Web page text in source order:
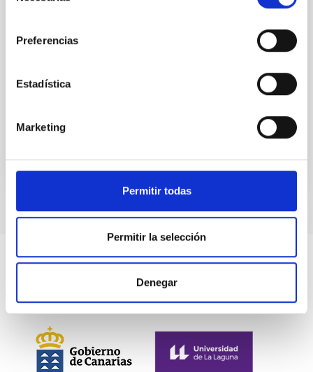
Preferencias
Estadística
Marketing
Permitir todas
Permitir la selección
Denegar
director fundador del IAC, Francisco
Este es el relato de cómo nació y se consolidó, en
conexas en España. Brian May, el mítico guitarrista de